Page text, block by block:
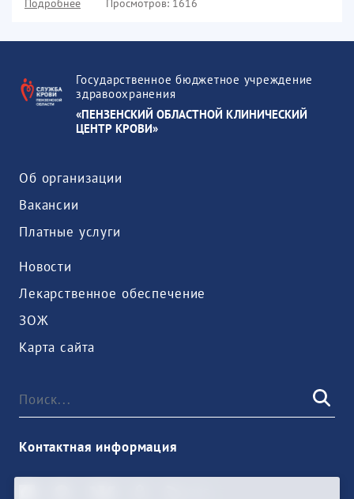
Подробнее Просмотров: 1616
Государственное бюджетное учреждение
здравоохранения
«ПЕНЗЕНСКИЙ ОБЛАСТНОЙ КЛИНИЧЕСКИЙ
ЦЕНТР КРОВИ»
Об организации
Вакансии
Платные услуги
Новости
Лекарственное обеспечение
ЗОЖ
Карта сайта
Контактная информация